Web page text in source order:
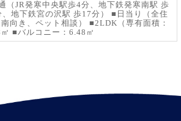
（JR発寒中央駅歩4分、地下鉄発寒南駅 歩
、地下鉄宮の沢駅 歩17分） ■日当り（全住
向き、ペット相談） ■2LDK（専有面積：
■バルコニー：6.48㎡